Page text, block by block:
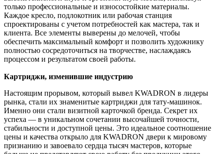
только профессиональные и износостойкие материалы.
Каждое кресло, подлокотник или рабочая станция
спроектированы с учетом потребностей как мастера, так и
клиента. Все элементы выверены до мелочей, чтобы
обеспечить максимальный комфорт и позволить художнику
полностью сосредоточиться на творчестве, наслаждаясь
процессом и результатом своей работы.
Картриджи, изменившие индустрию
Настоящим прорывом, который вывел KWADRON в лидеры
рынка, стали их знаменитые картриджи для тату-машинок.
Именно они стали визитной карточкой бренда. Секрет их
успеха — в уникальном сочетании высочайшей точности,
стабильности и доступной цены. Это идеальное соотношение
цены и качества открыло для KWADRON двери к мировому
признанию и завоевало сердца тысяч мастеров, которые